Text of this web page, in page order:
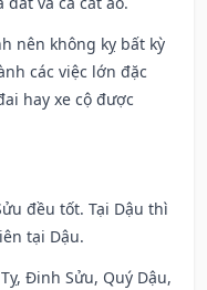
nên không kỵ bất kỳ
các việc lớn đặc
hay xe cộ được
đều tốt. Tại Dậu thì
tại Dậu.
Đinh Sửu, Quý Dậu,